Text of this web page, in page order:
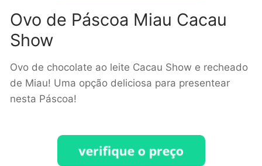
Ovo de Páscoa Miau Cacau
Show
Ovo de chocolate ao leite Cacau Show e recheado
de Miau! Uma opção deliciosa para presentear
nesta Páscoa!